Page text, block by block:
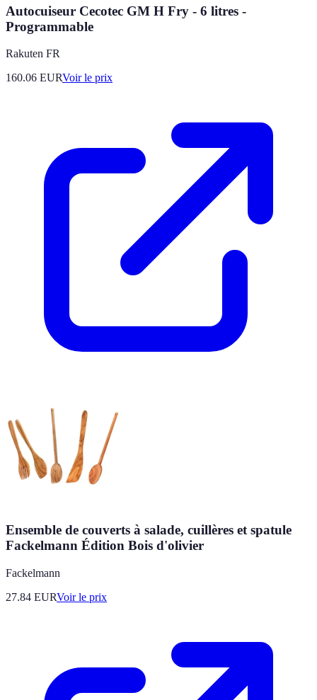
Autocuiseur Cecotec GM H Fry - 6 litres -
Programmable
Rakuten FR
160.06 EURVoir le prix
Ensemble de couverts à salade, cuillères et spatule
Fackelmann Édition Bois d'olivier
Fackelmann
27.84 EURVoir le prix